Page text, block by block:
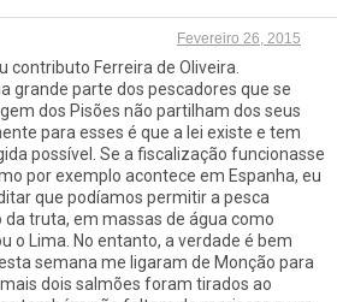
Fevereiro 26, 2015
contributo Ferreira de Oliveira.
grande parte dos pescadores que se
dos Pisões não partilham dos seus
para esses é que a lei existe e tem
possível. Se a fiscalização funcionasse
por exemplo acontece em Espanha, eu
que podíamos permitir a pesca
truta, em massas de água como
o Lima. No entanto, a verdade é bem
semana me ligaram de Monção para
dois salmões foram tirados ao